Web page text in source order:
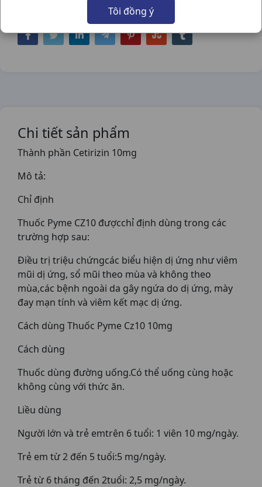
Tôi đồng ý
Chia sẻ qua mạng xã hội:
Chi tiết sản phẩm
Thành phần Cetirizin 10mg
Mô tả:
Chỉ định
Thuốc Pyme CZ10 đượcchỉ định dùng trong các
trường hợp sau:
Ðiều trị triệu chứngcác biểu hiện dị ứng như viêm
mũi dị ứng, sổ mũi theo mùa và không theo
mùa,các bệnh ngoài da gây ngứa do dị ứng, mày
đay mạn tính và viêm kết mạc dị ứng.
Cách dùng Thuốc Pyme Cz10 10mg
Cách dùng
Thuốc dùng đường uống.Có thể uống cùng hoặc
không cùng với thức ăn.
Liều dùng
Người lớn và trẻ emtrên 6 tuổi: 1 viên 10 mg/ngày.
Trẻ em từ 2 đến 5 tuổi:5 mg/ngày.
Trẻ từ 6 tháng đến 2tuổi: 2,5 mg/ngày.